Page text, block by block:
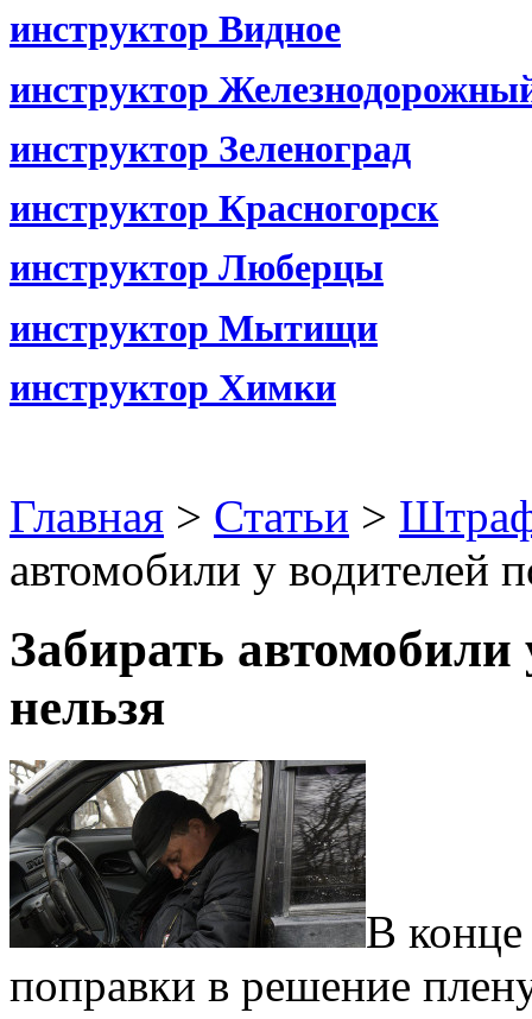
инструктор Видное
инструктор
инструктор Зеленоград
инструктор Красногорск
инструктор Люберцы
инструктор Мытищи
инструктор Химки
Главная > Статьи >
автомобили у водителей
Забирать
нельзя
В
поправки в решение